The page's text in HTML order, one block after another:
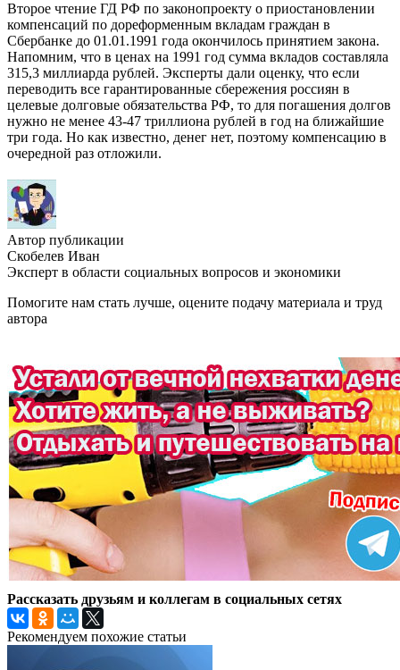
Второе чтение ГД РФ по законопроекту о приостановлении
компенсаций по дореформенным вкладам граждан в
Сбербанке до 01.01.1991 года окончилось принятием закона.
Напомним, что в ценах на 1991 год сумма вкладов составляла
315,3 миллиарда рублей. Эксперты дали оценку, что если
переводить все гарантированные сбережения россиян в
целевые долговые обязательства РФ, то для погашения долгов
нужно не менее 43-47 триллиона рублей в год на ближайшие
три года. Но как известно, денег нет, поэтому компенсацию в
очередной раз отложили.
Автор публикации
Скобелев Иван
Эксперт в области социальных вопросов и экономики
Помогите нам стать лучше, оцените подачу материала и труд
автора
Рассказать друзьям и коллегам в социальных сетях
Рекомендуем похожие статьи